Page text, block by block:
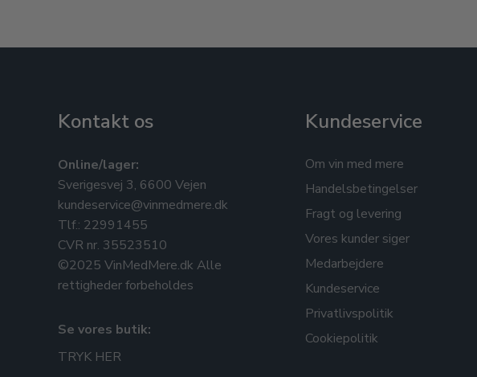
Kontakt os
Online/lager:
Sverigesvej 3, 6600 Vejen
kundeservice@vinmedmere.dk
Tlf.: 22991455
CVR nr. 35523510
©2025 VinMedMere.dk Alle
rettigheder forbeholdes
Se vores butik:
TRYK HER
Kundeservice
Om vin med mere
Handelsbetingelser
Fragt og levering
Vores kunder siger
Medarbejdere
Kundeservice
Privatlivspolitik
Cookiepolitik